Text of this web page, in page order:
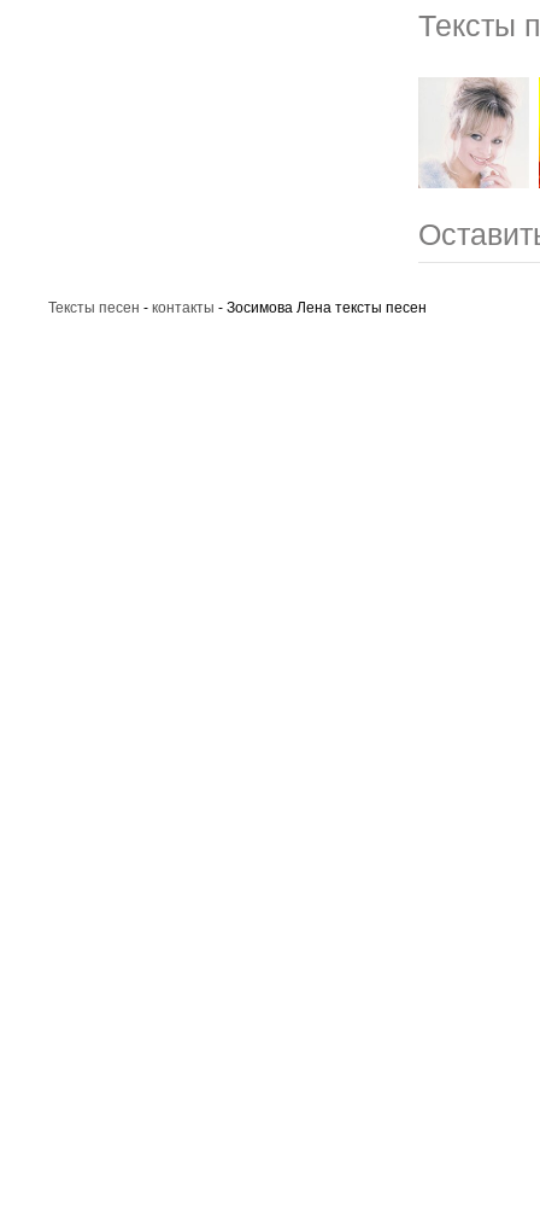
Тексты
Тексты песен - контакты - Зосимова Лена тексты песен